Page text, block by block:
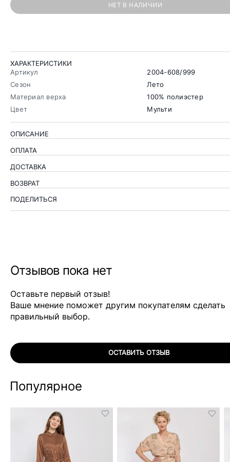
НЕТ В НАЛИЧИИ
ХАРАКТЕРИСТИКИ
Артикул
2004-608/999
Сезон
Лето
Материал верха
100% полиэстер
Цвет
Мульти
ОПИСАНИЕ
ОПЛАТА
ДОСТАВКА
ВОЗВРАТ
ПОДЕЛИТЬСЯ
Отзывов пока нет
Оставьте первый отзыв!
Ваше мнение поможет другим покупателям сделать
правильный выбор.
ОСТАВИТЬ ОТЗЫВ
Популярное